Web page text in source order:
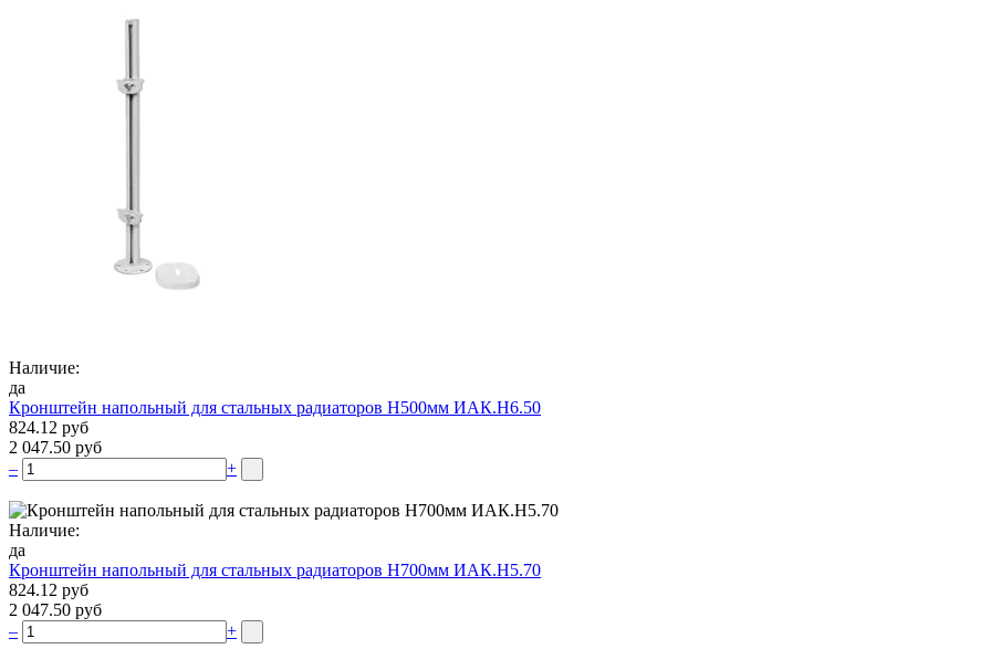
Наличие:
да
Кронштейн напольный для стальных радиаторов Н500мм ИАК.Н6.50
824.12 руб
2 047.50 руб
–
+
Наличие:
да
Кронштейн напольный для стальных радиаторов Н700мм ИАК.Н5.70
824.12 руб
2 047.50 руб
–
+